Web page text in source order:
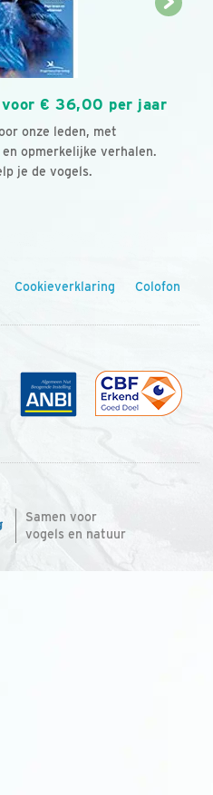
€ 36,00 per jaar
onze leden, met
opmerkelijke verhalen.
je de vogels.
Cookieverklaring Colofon
Samen voor
vogels en natuur